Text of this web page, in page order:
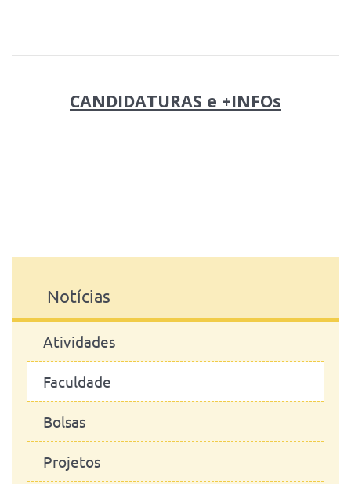
CANDIDATURAS e +INFOs
.
Notícias
Atividades
Faculdade
Bolsas
Projetos